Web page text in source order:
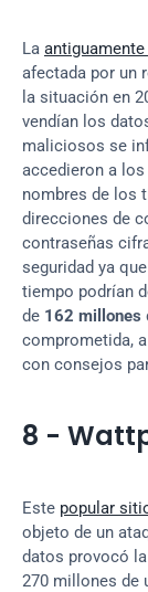
La
afectada por un
la situación en
vendían los
maliciosos se
accedieron a
nombres de los
direcciones de
contraseñas
seguridad ya
tiempo podrían
de 162 millones
comprometida,
con consejos
8 -
Este popular
objeto de un
datos provocó
270 millones de